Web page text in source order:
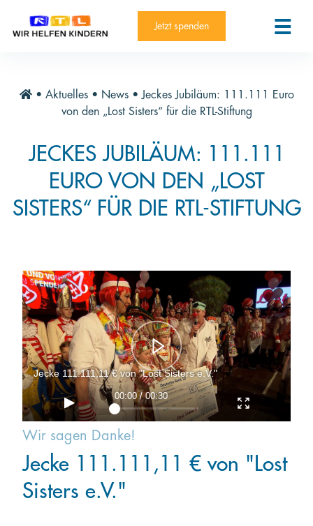
RTL-Spendenmarathon 2025
News
Informieren
Paten und Projekte
Videothek
Kooperieren
Organisationen
Unternehmen
Kontakt
Jetzt spenden
• Aktuelles• News•Jeckes Jubiläum: 111.111 Euro
von den „Lost Sisters“ für die RTL-Stiftung
JECKES JUBILÄUM: 111.111
EURO VON DEN „LOST
SISTERS“ FÜR DIE RTL-STIFTUNG
Jecke 111.111,11 € von "Lost Sisters e.V."
00:00 / 00:30
Wir sagen Danke!
Jecke 111.111,11 € von "Lost
Sisters e.V."